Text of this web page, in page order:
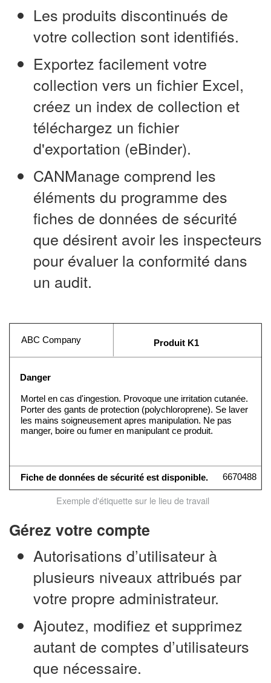
Les produits discontinués de
votre collection sont identifiés.
Exportez facilement votre
collection vers un fichier Excel,
créez un index de collection et
téléchargez un fichier
d'exportation (eBinder).
CANManage comprend les
éléments du programme des
fiches de données de sécurité
que désirent avoir les inspecteurs
pour évaluer la conformité dans
un audit.
Exemple d'étiquette sur le lieu de travail
ABC Company Produit K1
Danger
Mortel en cas d'ingestion. Provoque une irritation cutanée.
Porter des gants de protection (polychloroprene). Se laver
les mains soigneusement apres manipulation. Ne pas
manger, boire ou fumer en manipulant ce produit.
Fiche de données de sécurité est disponible. 6670488
Gérez votre compte
Autorisations d’utilisateur à
plusieurs niveaux attribués par
votre propre administrateur.
Ajoutez, modifiez et supprimez
autant de comptes d’utilisateurs
que nécessaire.